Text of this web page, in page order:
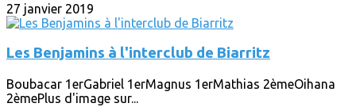
27 janvier 2019
Les Benjamins à l'interclub de Biarritz
Boubacar 1erGabriel 1erMagnus 1erMathias 2èmeOihana
2èmePlus d'image sur...